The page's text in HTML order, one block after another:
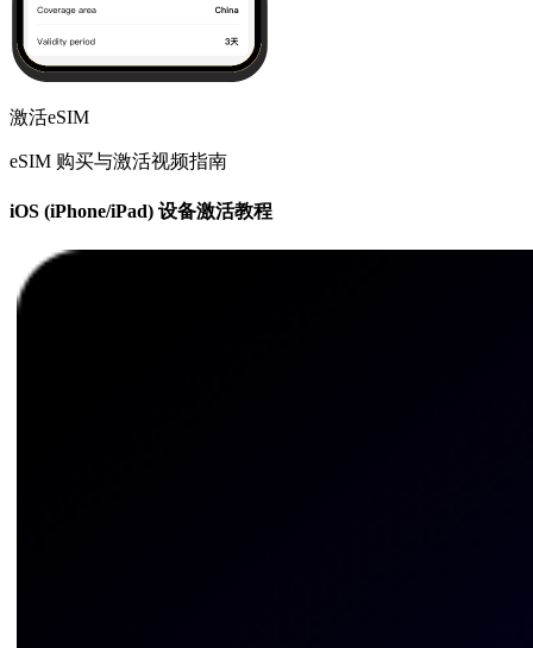
激活eSIM
eSIM 购买与激活视频指南
iOS (iPhone/iPad) 设备激活教程